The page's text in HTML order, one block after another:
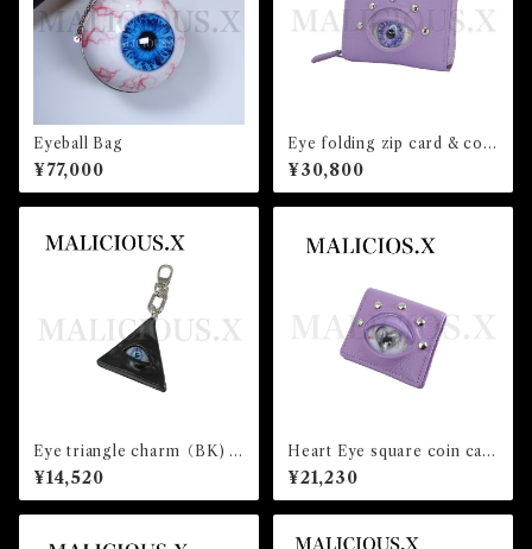
Eyeball Bag
¥77,000
Eye folding zip card & coin
case(pocket)Light violet/ V
iolet
¥30,800
Eye triangle charm（BK) /
Blue
¥14,520
Heart Eye square coin cas
e(Violet)/Gray
¥21,230